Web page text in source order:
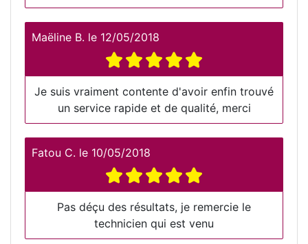
Maëline B. le 12/05/2018
Je suis vraiment contente d'avoir enfin trouvé
un service rapide et de qualité, merci
Fatou C. le 10/05/2018
Pas déçu des résultats, je remercie le
technicien qui est venu